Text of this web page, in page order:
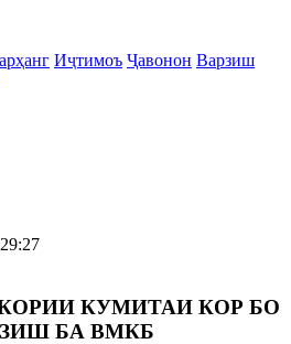
Иҷтимоъ Ҷавонон Варзиш
КУМИТАИ КОР БО
БА ВМКБ